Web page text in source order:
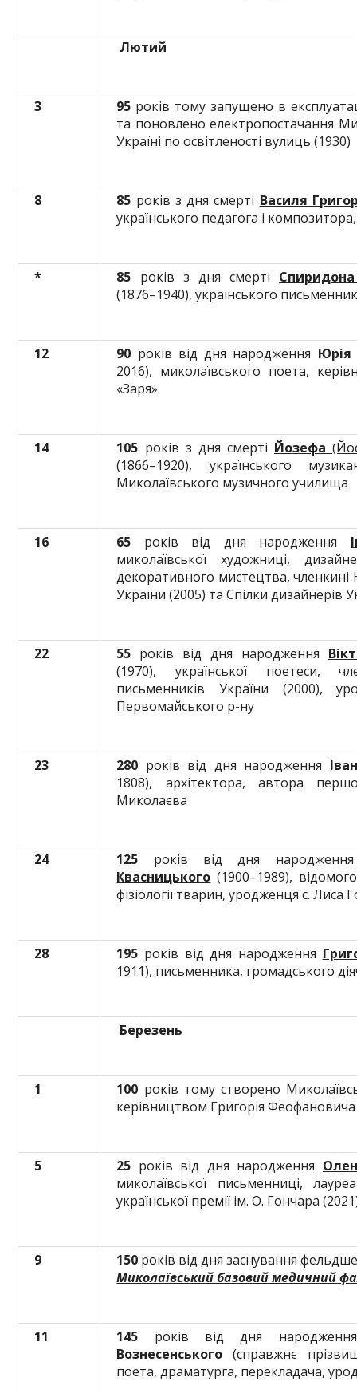
Лютий
3 95 років тому запущено в
та поновлено електропостачання
Україні по освітленості вулиць (1930)
8 85 років з дня смерті Василя
українського педагога і
* 85 років з дня смерті
(1876–1940), українського
12 90 років від дня народження Юрія
2016), миколаївського поета,
«Заря»
14 105 років з дня смерті Йозефа
(1866–1920), українського
Миколаївського музичного училища
16 65 років від дня народження
миколаївської художниці,
декоративного мистецтва, членкині
України (2005) та Спілки дизайнерів
22 55 років від дня народження
(1970), української поетеси,
письменників України (2000),
Первомайського р-ну
23 280 років від дня народження
1808), архітектора, автора
Миколаєва
24 125 років від дня
Квасницького (1900–1989),
фізіології тварин, уродженця с.
28 195 років від дня народження
1911), письменника, громадського
Березень
1 100 років тому створено
керівництвом Григорія
5 25 років від дня народження
миколаївської письменниці,
української премії ім. О. Гончара
9 150 років від дня заснування
Миколаївський базовий медичний
11 145 років від дня
Вознесенського (справжнє
поета, драматурга, перекладача,